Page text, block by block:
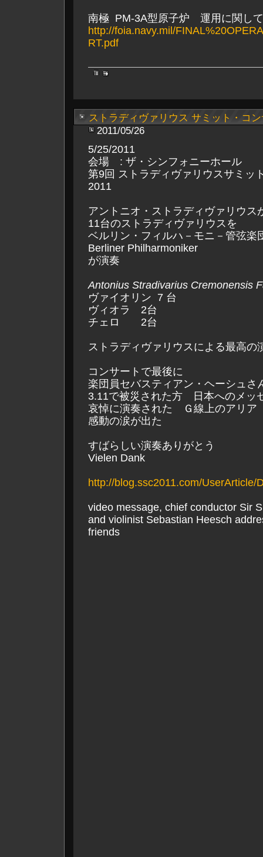
南極 PM-3A型原子炉 運用に関し
http://foia.navy.mil/
RT.pdf
ストラディヴァリウス サミット・コ
2011/05/26
5/25/2011
会場 : ザ・シンフォニーホール
第9回 ストラディヴァリウスサミッ
2011
アントニオ・ストラディヴァリウス
11台のストラディヴァリウスを
ベルリン・フィルハ－モニ－管弦楽
Berliner Philharmoniker
が演奏
Antonius Stradivarius Cremonensis
ヴァイオリン 7 台
ヴィオラ 2台
チェロ 2台
ストラディヴァリウスによる最高の
コンサートで最後に
楽団員セバスティアン・ヘーシュさ
3.11で被災された方 日本へのメ
哀悼に演奏された Ｇ線上のアリア
感動の涙が出た
すばらしい演奏ありがとう
Vielen Dank
http://blog.ssc2011.com/UserArticle/
video message, chief conductor Sir
and violinist Sebastian Heesch
friends